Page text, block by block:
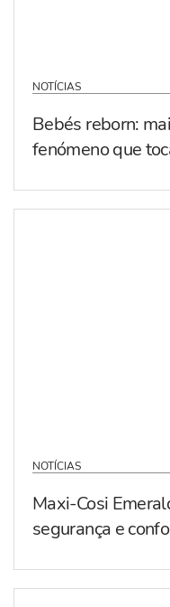
NOTÍCIAS
Bebés reborn:
fenómeno que
NOTÍCIAS
Maxi-Cosi
segurança e